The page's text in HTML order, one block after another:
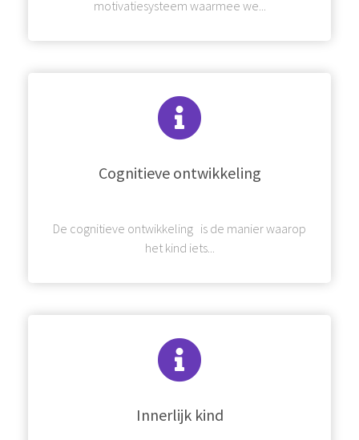
motivatiesysteem waarmee we...
Cognitieve ontwikkeling
De cognitieve ontwikkeling is de manier waarop
het kind iets...
Innerlijk kind